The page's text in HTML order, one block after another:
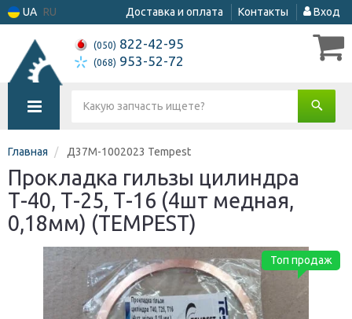
UA RU Доставка и оплата Контакты Вход
(050) 822-42-95
(068) 953-52-72
Главная Д37М-1002023 Tempest
Прокладка гильзы цилиндра
Т-40, Т-25, Т-16 (4шт медная,
0,18мм) (TEMPEST)
Топ продаж